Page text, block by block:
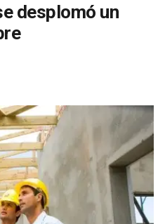
desplomó un